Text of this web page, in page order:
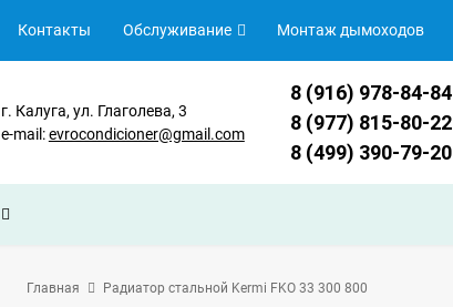
Контакты Обслуживание Монтаж дымоходов
г. Калуга, ул. Глаголева, 3
e-mail:evrocondicioner@gmail.com
8 (916) 978-84-84
8 (977) 815-80-22
8 (499) 390-79-20
Главная Радиатор стальной Kermi FKO 33 300 800